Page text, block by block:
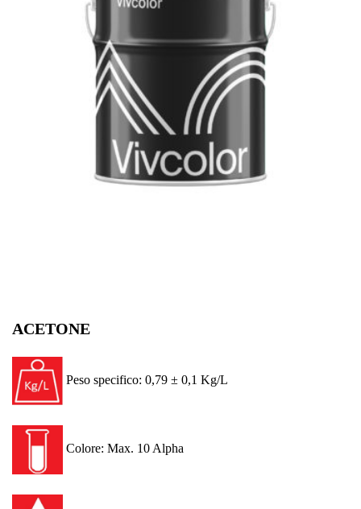
ACETONE
Peso specifico: 0,79 ± 0,1 Kg/L
Colore: Max. 10 Alpha